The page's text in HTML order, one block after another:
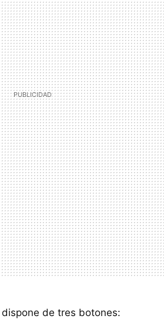
de tres botones: